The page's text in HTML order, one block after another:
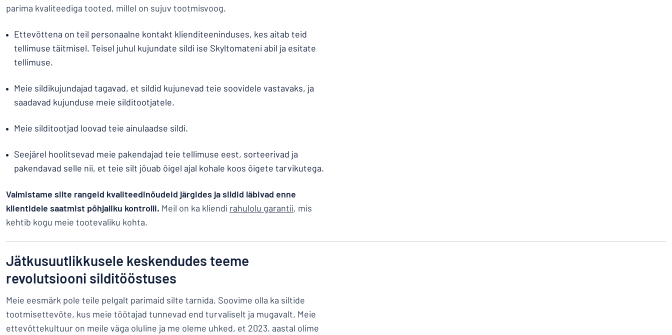
parima kvaliteediga tooted, millel on sujuv tootmisvoog.
Ettevõttena on teil personaalne kontakt klienditeeninduses, kes aitab teid
tellimuse täitmisel. Teisel juhul kujundate sildi ise Skyltomateni abil ja esitate
tellimuse.
Meie sildikujundajad tagavad, et sildid kujunevad teie soovidele vastavaks, ja
saadavad kujunduse meie silditootjatele.
Meie silditootjad loovad teie ainulaadse sildi.
Seejärel hoolitsevad meie pakendajad teie tellimuse eest, sorteerivad ja
pakendavad selle nii, et teie silt jõuab õigel ajal kohale koos õigete tarvikutega.
Valmistame silte rangeid kvaliteedinõudeid järgides ja sildid läbivad enne
klientidele saatmist põhjaliku kontrolli. Meil on ka kliendi rahulolu garantii, mis
kehtib kogu meie tootevaliku kohta.
Jätkusuutlikkusele keskendudes teeme
revolutsiooni silditööstuses
Meie eesmärk pole teile pelgalt parimaid silte tarnida. Soovime olla ka siltide
tootmisettevõte, kus meie töötajad tunnevad end turvaliselt ja mugavalt. Meie
ettevõttekultuur on meile väga oluline ja me oleme uhked, et 2023. aastal olime